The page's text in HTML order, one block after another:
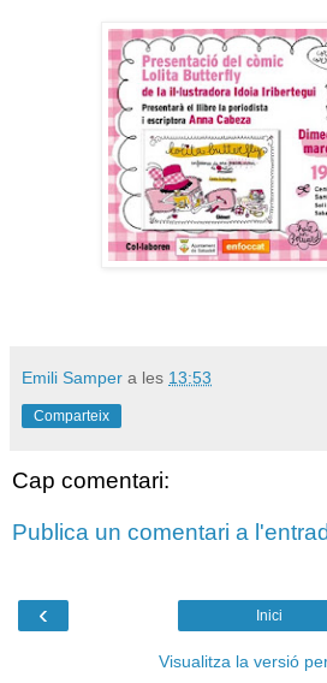
Emili Samper a les 13:53
Comparteix
Cap comentari:
Publica un comentari a
‹ Inici
Visualitza la versió